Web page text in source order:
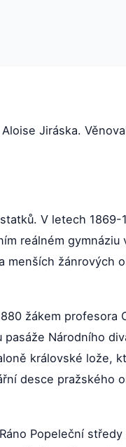
Jiráska.
V letech 1869-
reálném gymnáziu
žánrových
žákem profesora
Národního
královské lože,
desce pražského
Popeleční